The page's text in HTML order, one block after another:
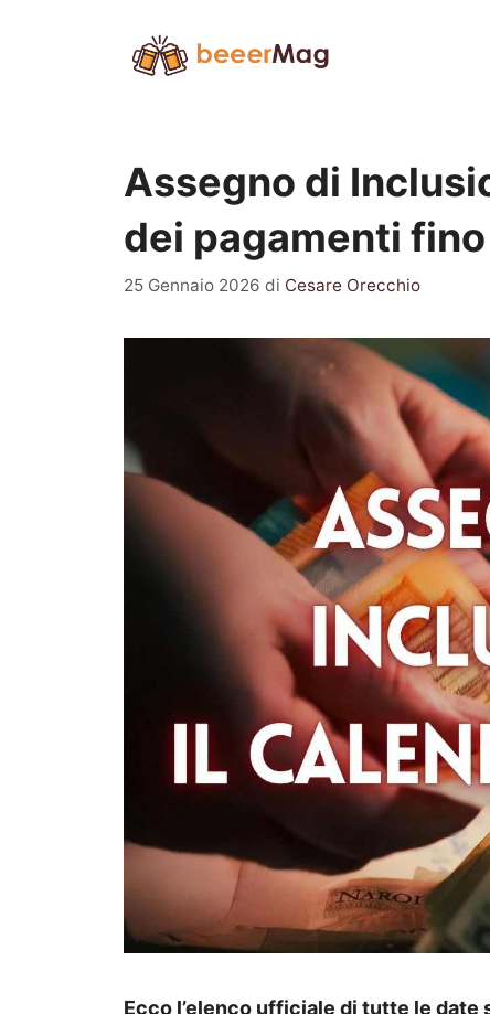
Assegno di
dei pagamenti
25 Gennaio 2026 di Cesare Orecchio
Ecco l’elenco ufficiale di tutte le date